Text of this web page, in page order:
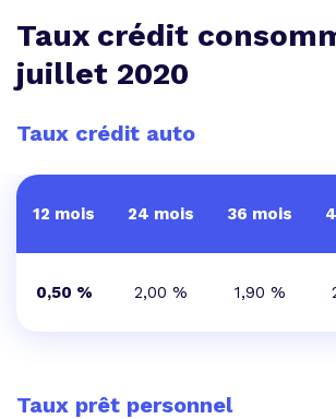
Taux crédit
juillet 2020
Taux crédit auto
12 mois 24 mois 36 mois
0,50 % 2,00 % 1,90 %
Taux prêt personnel